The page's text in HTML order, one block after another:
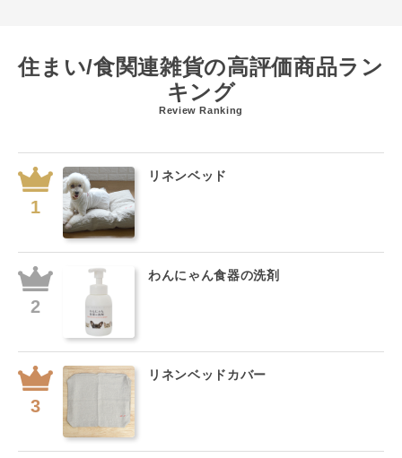
住まい/食関連雑貨の高評価商品ラン
キング
Review Ranking
リネンベッド
わんにゃん食器の洗剤
リネンベッドカバー